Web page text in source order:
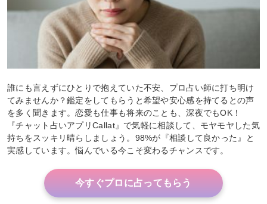
誰にも言えずにひとりで抱えていた不安、プロ占い師に打ち明け
てみませんか？鑑定をしてもらうと希望や安心感を持てるとの声
を多く聞きます。恋愛も仕事も将来のことも、深夜でもOK！
『チャット占いアプリCallat』で気軽に相談して、モヤモヤした気
持ちをスッキリ晴らしましょう。98%が『相談して良かった』と
実感しています。悩んでいる今こそ変わるチャンスです。
今すぐプロに占ってもらう